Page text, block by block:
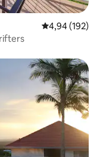
Prosječna
4,94 (192)
„Odabrali gosti”